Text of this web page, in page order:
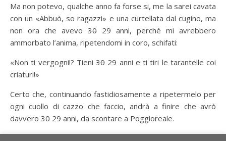
Ma non potevo, qualche anno fa forse si, me la sarei cavata
con un «Abbuò, so ragazzi» e una curtellata dal cugino, ma
non ora che avevo 30 29 anni, perché mi avrebbero
ammorbato l’anima, ripetendomi in coro, schifati:
«Non ti vergogni!? Tieni 30 29 anni e ti tiri le tarantelle coi
criaturi!»
Certo che, continuando fastidiosamente a ripetermelo per
ogni cuollo di cazzo che faccio, andrà a finire che avrò
davvero 30 29 anni, da scontare a Poggioreale.